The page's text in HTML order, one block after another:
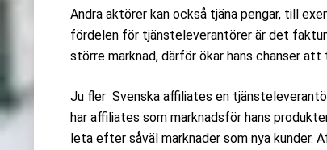
Andra aktörer kan också tjäna pengar, till
fördelen för tjänsteleverantörer är det
större marknad, därför ökar hans chanser att
Ju fler Svenska affiliates en
har affiliates som marknadsför hans
leta efter såväl marknader som nya kunder.